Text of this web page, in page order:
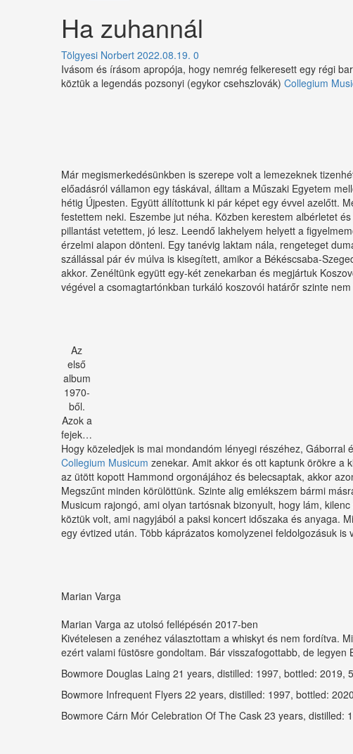
Ha zuhannál
Tölgyesi Norbert 2022.08.19. 0
Ivásom és írásom apropója, hogy nemrég felkeresett egy régi
köztük a legendás pozsonyi (egykor csehszlovák) Collegium
Már megismerkedésünkben is szerepe volt a lemezeknek
előadásról vállamon egy táskával, álltam a Műszaki Egyetem
hétig Újpesten. Együtt állítottunk ki pár képet egy évvel azelőtt.
festettem neki. Eszembe jut néha. Közben kerestem albérletet
pillantást vetettem, jó lesz. Leendő lakhelyem helyett a
érzelmi alapon dönteni. Egy tanévig laktam nála, rengeteget
szállással pár év múlva is kisegített, amikor a Békéscsaba-
akkor. Zenéltünk együtt egy-két zenekarban és megjártuk
végével a csomagtartónkban turkáló koszovói határőr szinte
Az
első
album
1970-
ből.
Azok a
fejek…
Hogy közeledjek is mai mondandóm lényegi részéhez,
Collegium Musicum zenekar. Amit akkor és ott kaptunk örökre a
az ütött kopott Hammond orgonájához és belecsaptak, akkor
Megszűnt minden körülöttünk. Szinte alig emlékszem bármi
Musicum rajongó, ami olyan tartósnak bizonyult, hogy lám,
köztük volt, ami nagyjából a paksi koncert időszaka és anyaga.
egy évtized után. Több káprázatos komolyzenei feldolgozásuk is
Marian Varga
Marian Varga az utolsó fellépésén 2017-ben
Kivételesen a zenéhez választottam a whiskyt és nem fordítva.
ezért valami füstösre gondoltam. Bár visszafogottabb, de
Bowmore Douglas Laing 21 years, distilled: 1997, bottled:
Bowmore Infrequent Flyers 22 years, distilled: 1997, bottled:
Bowmore Cárn Mór Celebration Of The Cask 23 years,